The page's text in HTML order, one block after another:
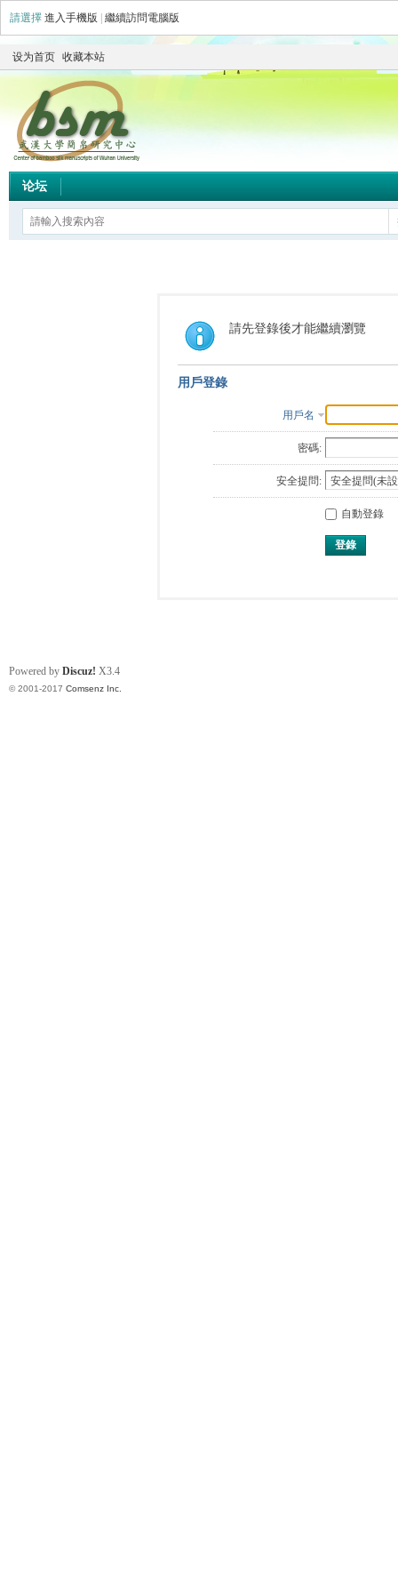
請選擇 進入手機版 繼續訪問電腦版
设为首页 收藏本站
论坛
請先登錄後才能繼續瀏覽
用戶登錄
用戶名
密碼:
安全提問:
自動登錄
登錄
Powered by Discuz! X3.4
© 2001-2017 Comsenz Inc.